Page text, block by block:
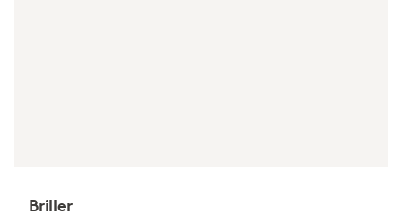
Briller